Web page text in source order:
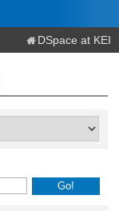
DSpace at KEI